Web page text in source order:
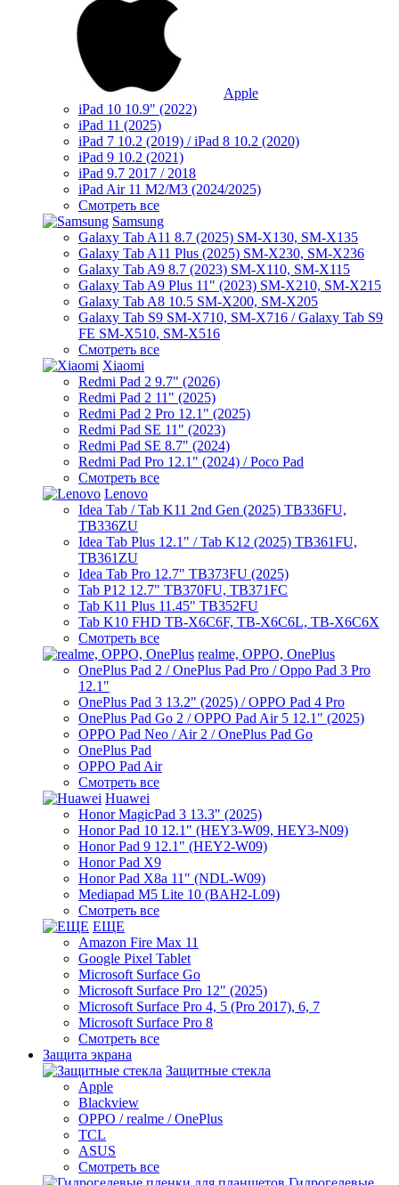
Apple
iPad 10 10.9" (2022)
iPad 11 (2025)
iPad 7 10.2 (2019) / iPad 8 10.2 (2020)
iPad 9 10.2 (2021)
iPad 9.7 2017 / 2018
iPad Air 11 M2/M3 (2024/2025)
Смотреть все
Samsung
Galaxy Tab A11 8.7 (2025) SM-X130, SM-X135
Galaxy Tab A11 Plus (2025) SM-X230, SM-X236
Galaxy Tab A9 8.7 (2023) SM-X110, SM-X115
Galaxy Tab A9 Plus 11" (2023) SM-X210, SM-X215
Galaxy Tab A8 10.5 SM-X200, SM-X205
Galaxy Tab S9 SM-X710, SM-X716 / Galaxy Tab S9
FE SM-X510, SM-X516
Смотреть все
Xiaomi
Redmi Pad 2 9.7" (2026)
Redmi Pad 2 11" (2025)
Redmi Pad 2 Pro 12.1" (2025)
Redmi Pad SE 11" (2023)
Redmi Pad SE 8.7" (2024)
Redmi Pad Pro 12.1" (2024) / Poco Pad
Смотреть все
Lenovo
Idea Tab / Tab K11 2nd Gen (2025) TB336FU,
TB336ZU
Idea Tab Plus 12.1" / Tab K12 (2025) TB361FU,
TB361ZU
Idea Tab Pro 12.7" TB373FU (2025)
Tab P12 12.7" TB370FU, TB371FC
Tab K11 Plus 11.45" TB352FU
Tab K10 FHD TB-X6C6F, TB-X6C6L, TB-X6C6X
Смотреть все
realme, OPPO, OnePlus
OnePlus Pad 2 / OnePlus Pad Pro / Oppo Pad 3 Pro
12.1"
OnePlus Pad 3 13.2" (2025) / OPPO Pad 4 Pro
OnePlus Pad Go 2 / OPPO Pad Air 5 12.1" (2025)
OPPO Pad Neo / Air 2 / OnePlus Pad Go
OnePlus Pad
OPPO Pad Air
Смотреть все
Huawei
Honor MagicPad 3 13.3" (2025)
Honor Pad 10 12.1" (HEY3-W09, HEY3-N09)
Honor Pad 9 12.1" (HEY2-W09)
Honor Pad X9
Honor Pad X8a 11" (NDL-W09)
Mediapad M5 Lite 10 (BAH2-L09)
Смотреть все
ЕЩЕ
Amazon Fire Max 11
Google Pixel Tablet
Microsoft Surface Go
Microsoft Surface Pro 12" (2025)
Microsoft Surface Pro 4, 5 (Pro 2017), 6, 7
Microsoft Surface Pro 8
Смотреть все
Защита экрана
Защитные стекла
Apple
Blackview
OPPO / realme / OnePlus
TCL
ASUS
Смотреть все